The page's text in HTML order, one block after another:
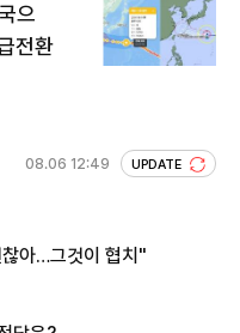
으
전환
08.06 12:49 UPDATE
아…그것이 협치"